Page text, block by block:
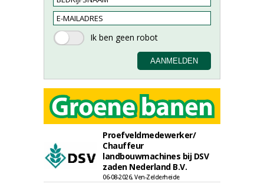
Proefveldmedewerker/
Chauffeur
landbouwmachines bij DSV
zaden Nederland B.V.
06-08-2026, Ven-Zelderheide